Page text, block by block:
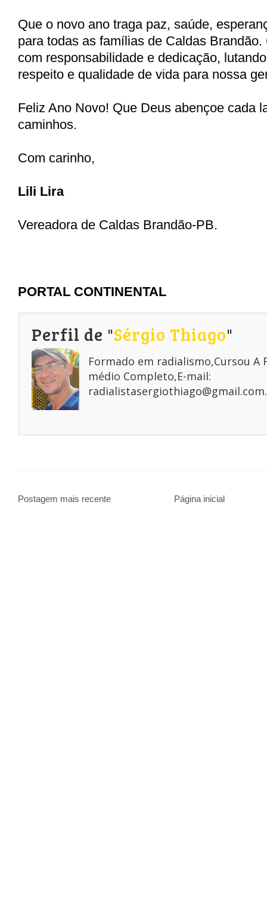
Que o novo ano traga paz, saúde,
para todas as famílias de Caldas
com responsabilidade e dedicação,
respeito e qualidade de vida para nossa
Feliz Ano Novo! Que Deus abençoe cada
caminhos.
Com carinho,
Lili Lira
Vereadora de Caldas Brandão-PB.
PORTAL CONTINENTAL
Perfil de "Sérgio Thiago"
Formado em radialismo,Cursou A
médio Completo,E-mail:
radialistasergiothiago@gmail.com.
Postagem mais recente Página inicial